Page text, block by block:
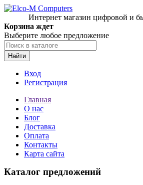
Интернет магазин цифровой и
Корзина ждет
Выберите любое предложение
Найти
Вход
Регистрация
Главная
О нас
Блог
Доставка
Оплата
Контакты
Карта сайта
Каталог предложений